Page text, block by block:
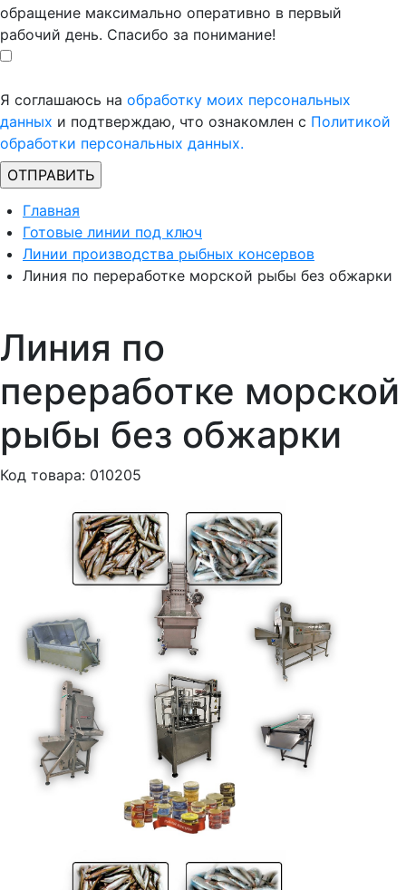
обращение максимально оперативно в первый
рабочий день. Спасибо за понимание!
Я соглашаюсь на обработку моих персональных
данных и подтверждаю, что ознакомлен с Политикой
обработки персональных данных.
Главная
Готовые линии под ключ
Линии производства рыбных консервов
Линия по переработке морской рыбы без обжарки
Линия по
переработке морской
рыбы без обжарки
Код товара: 010205